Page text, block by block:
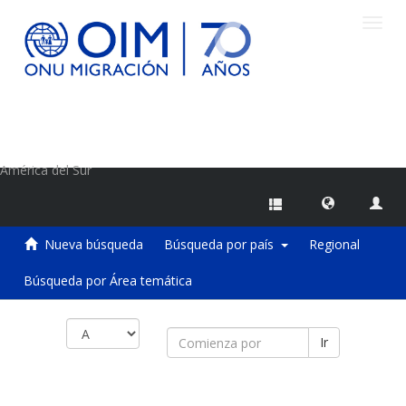
América del Sur
Nueva búsqueda Búsqueda por país Regional
Búsqueda por Área temática
Ir